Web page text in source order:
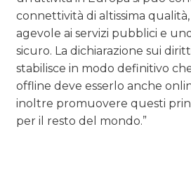
connettività di altissima qualità,
agevole ai servizi pubblici e
sicuro. La dichiarazione sui
stabilisce in modo definitivo
offline deve esserlo anche
inoltre promuovere questi
per il resto del mondo.”